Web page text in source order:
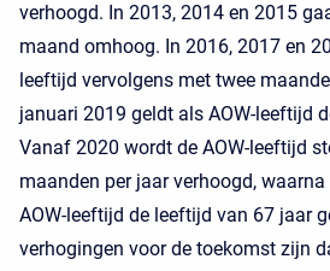
verhoogd. In 2013, 2014 en 2015
maand omhoog. In 2016, 2017 en
leeftijd vervolgens met twee
januari 2019 geldt als AOW-leeftijd
Vanaf 2020 wordt de AOW-leeftijd
maanden per jaar verhoogd,
AOW-leeftijd de leeftijd van 67 jaar
verhogingen voor de toekomst zijn